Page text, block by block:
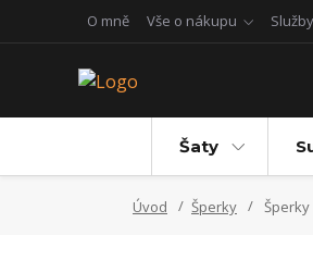
O mně Vše o nákupu
Šaty
Úvod Šperky